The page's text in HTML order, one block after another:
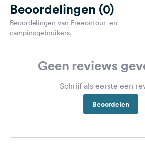
Beoordelingen (0)
Beoordelingen van Freeontour- en
campinggebruikers.
Geen reviews
Schrijf als eerste een
Beoordelen